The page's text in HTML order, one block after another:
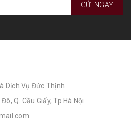
GỬI NGAY
Dịch Vụ Đức Thịnh
Q. Cầu Giấy, Tp Hà Nội